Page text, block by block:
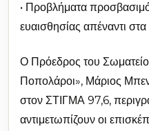
• Προβλήματα
ευαισθησίας απέναντι
Ο Πρόεδρος του
Ποπολάροι», Μάριος
στον ΣΤΙΓΜΑ 97,6,
αντιμετωπίζουν οι